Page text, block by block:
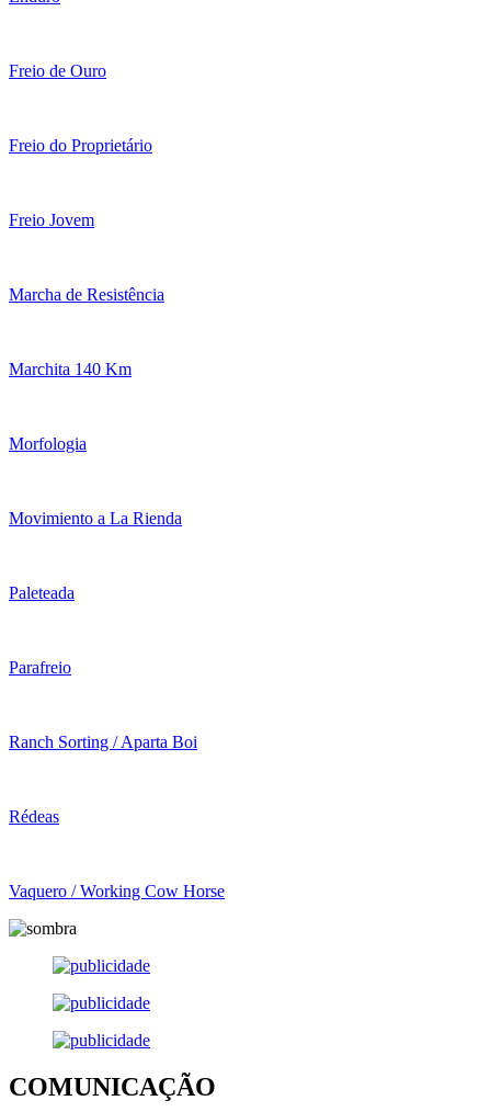
Freio de Ouro
Freio do Proprietário
Freio Jovem
Marcha de Resistência
Marchita 140 Km
Morfologia
Movimiento a La Rienda
Paleteada
Parafreio
Ranch Sorting / Aparta Boi
Rédeas
Vaquero / Working Cow Horse
COMUNICAÇÃO